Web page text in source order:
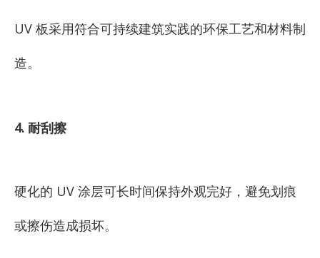
UV 板采用符合可持续建筑实践的环保工艺和材料制
造。
4. 耐刮擦
硬化的 UV 涂层可长时间保持外观完好，避免划痕
或擦伤造成损坏。